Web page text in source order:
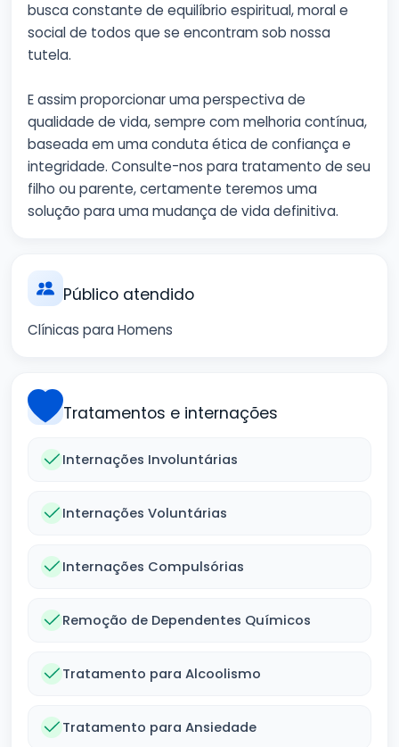
busca constante de equilíbrio espiritual, moral e
social de todos que se encontram sob nossa
tutela.
E assim proporcionar uma perspectiva de
qualidade de vida, sempre com melhoria contínua,
baseada em uma conduta ética de confiança e
integridade. Consulte-nos para tratamento de seu
filho ou parente, certamente teremos uma
solução para uma mudança de vida definitiva.
Público atendido
Clínicas para Homens
Tratamentos e internações
Internações Involuntárias
Internações Voluntárias
Internações Compulsórias
Remoção de Dependentes Químicos
Tratamento para Alcoolismo
Tratamento para Ansiedade